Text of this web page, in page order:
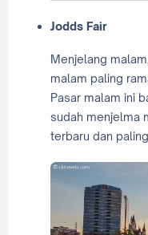
Jodds Fair
Menjelang
malam paling
Pasar malam ini
sudah menjelma
terbaru dan